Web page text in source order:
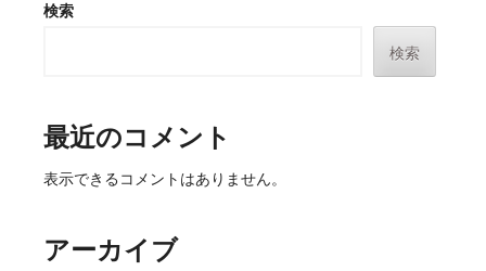
検索
検索
最近のコメント
表示できるコメントはありません。
アーカイブ